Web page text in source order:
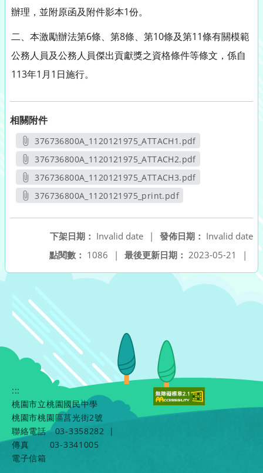
辦理，並附原函及附件影本1份。
二、本激勵辦法第6條、第8條、第10條及第11條有關模範
公務人員及公務人員傑出貢獻獎之資格條件等條文，係自
113年1月1日施行。
相關附件
376736800A_1120121975_ATTACH1.pdf
另開新視窗
376736800A_1120121975_ATTACH2.pdf
另開新視窗
376736800A_1120121975_ATTACH3.pdf
另開新視窗
376736800A_1120121975_print.pdf
發佈日期： Invalid date
下架日期： Invalid date
|
最後更新日期： 2023-05-21 |
點閱數： 1086 |
:::
桃園市立桃園國民中學
桃園市桃園區莒光街2號
聯絡電話
03-3358282
|
傳真
03-3341005
電子信箱